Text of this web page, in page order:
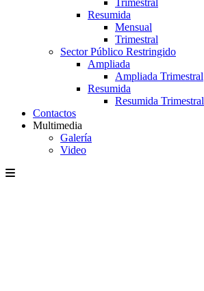
Trimestral
Resumida
Mensual
Trimestral
Sector Público Restringido
Ampliada
Ampliada Trimestral
Resumida
Resumida Trimestral
Contactos
Multimedia
Galería
Video